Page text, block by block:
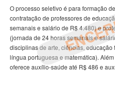
O processo seletivo é para formação
contratação de professores de
semanais e salário de R$ 4.480) e
(jornada de 24 horas semanais e
disciplinas de arte, ciências,
língua portuguesa e matemática).
oferece auxílio-saúde até R$ 486 e